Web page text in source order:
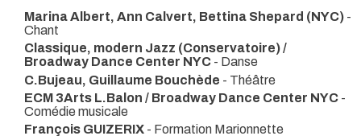
Marina Albert, Ann Calvert, Bettina Shepard (NYC) -
Chant
Classique, modern Jazz (Conservatoire) /
Broadway Dance Center NYC - Danse
C.Bujeau, Guillaume Bouchède - Théâtre
ECM 3Arts L.Balon / Broadway Dance Center NYC -
Comédie musicale
François GUIZERIX - Formation Marionnette